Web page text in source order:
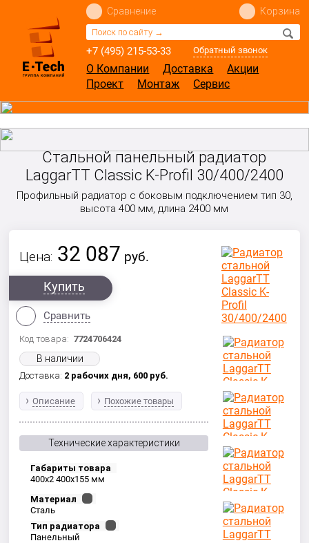
+7 (495) 215-53-33 Обратный звонок
Сравнение Корзина
О Компании Доставка
Акции
Проект
Монтаж Сервис
Стальной панельный радиатор
LaggarTT Classic K-Profil 30/400/2400
Профильный радиатор с боковым подключением тип 30,
высота 400 мм, длина 2400 мм
Цена: 32 087 руб.
Купить
Сравнить
Код товара: 7724706424
В наличии
Доставка: 2 рабочих дня, 600 руб.
Описание Похожие товары
Технические характеристики
Габариты товара
400x2 400x155 мм
Материал
Сталь
Тип радиатора
Панельный